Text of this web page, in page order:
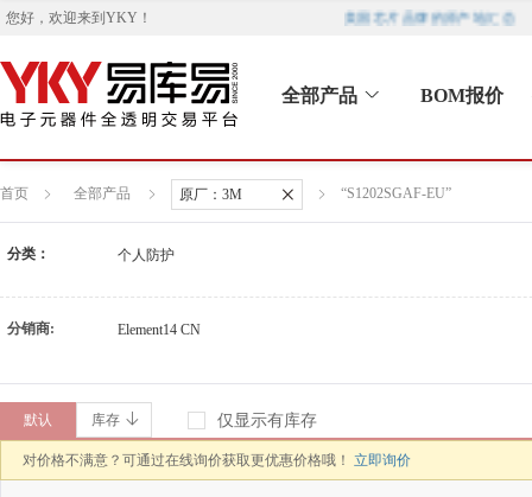
您好，欢迎来到 YKY ！ 美国芯片品牌的原产地汇总
全部产品 BOM报价
首页 全部产品 原厂： 3M “S1202SGAF-EU”
分类： 个人防护
分销商: Element14 CN
默认 库存 仅显示有库存
对价格不满意？可通过在线询价获取更优惠价格哦！ 立即询价